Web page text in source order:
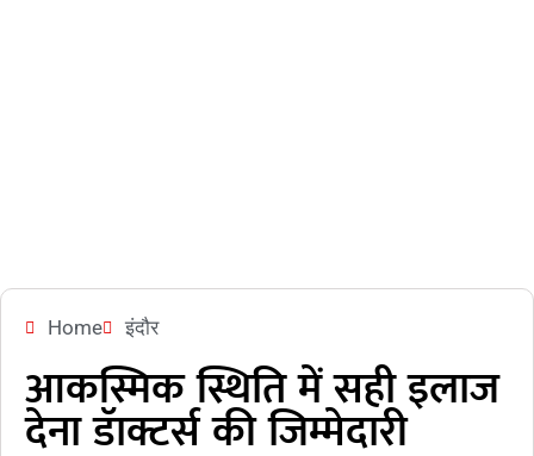
Home इंदौर
आकस्मिक स्थिति में सही इलाज
देना डॅाक्टर्स की जिम्मेदारी